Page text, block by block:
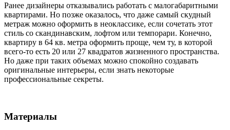
Ранее дизайнеры отказывались работать с малогабаритными
квартирами. Но позже оказалось, что даже самый скудный
метраж можно оформить в неоклассике, если сочетать этот
стиль со скандинавским, лофтом или темпорари. Конечно,
квартиру в 64 кв. метра оформить проще, чем ту, в которой
всего-то есть 20 или 27 квадратов жизненного пространства.
Но даже при таких объемах можно спокойно создавать
оригинальные интерьеры, если знать некоторые
профессиональные секреты.
Материалы